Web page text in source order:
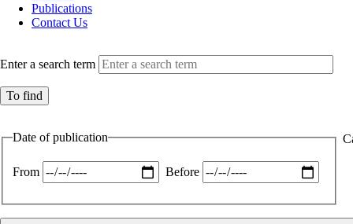
Publications
Contact Us
Enter a search term
Date of publication
From Before